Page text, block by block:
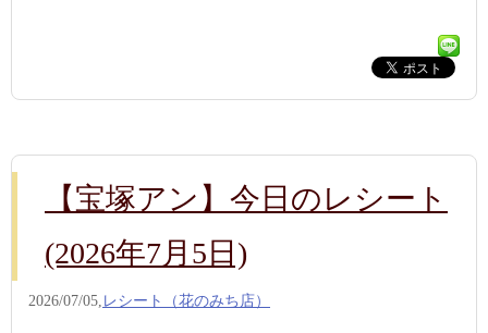
【宝塚アン】今日のレシート
(2026年7月5日)
2026/07/05, レシート（花のみち店）